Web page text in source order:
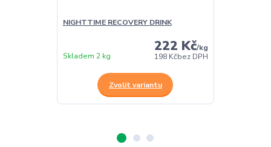
NIGHTTIME RECOVERY DRINK
222 Kč/kg
198 Kčbez DPH
Skladem 2 kg
Zvolit variantu